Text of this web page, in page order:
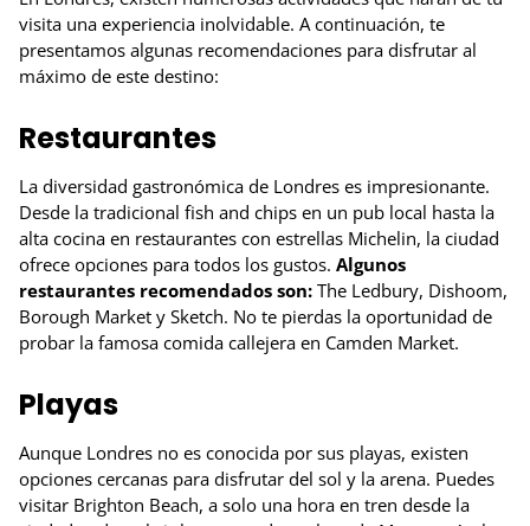
visita una experiencia inolvidable. A continuación, te
presentamos algunas recomendaciones para disfrutar al
máximo de este destino:
Restaurantes
La diversidad gastronómica de Londres es impresionante.
Desde la tradicional fish and chips en un pub local hasta la
alta cocina en restaurantes con estrellas Michelin, la ciudad
ofrece opciones para todos los gustos. Algunos
restaurantes recomendados son: The Ledbury, Dishoom,
Borough Market y Sketch. No te pierdas la oportunidad de
probar la famosa comida callejera en Camden Market.
Playas
Aunque Londres no es conocida por sus playas, existen
opciones cercanas para disfrutar del sol y la arena. Puedes
visitar Brighton Beach, a solo una hora en tren desde la